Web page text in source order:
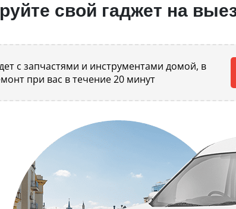
свой гаджет на
с запчастями и инструментами домой, в
при вас в течение 20 минут